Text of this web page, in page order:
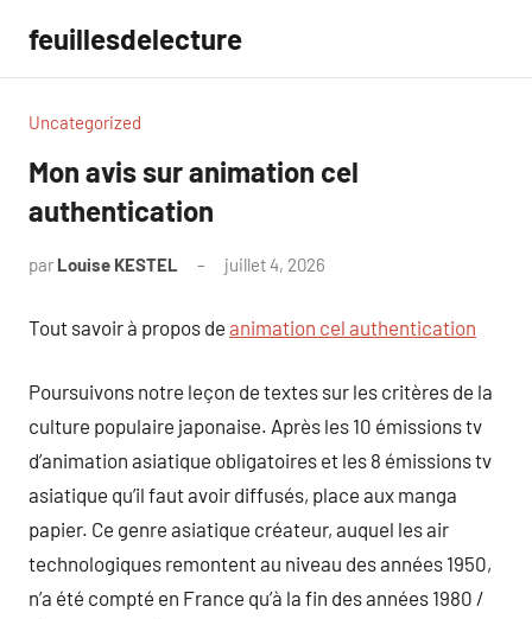
contenu
feuillesdelecture
Uncategorized
Mon avis sur animation cel
authentication
par Louise KESTEL juillet 4, 2026
Tout savoir à propos de animation cel authentication
Poursuivons notre leçon de textes sur les critères de la
culture populaire japonaise. Après les 10 émissions tv
d’animation asiatique obligatoires et les 8 émissions tv
asiatique qu’il faut avoir diffusés, place aux manga
papier. Ce genre asiatique créateur, auquel les air
technologiques remontent au niveau des années 1950,
n’a été compté en France qu’à la fin des années 1980 /